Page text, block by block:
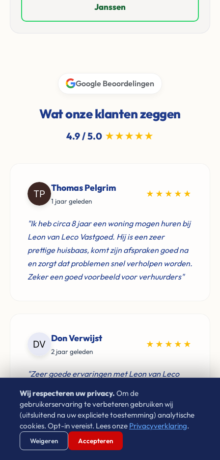
Janssen
Google Beoordelingen
Wat onze klanten zeggen
4.9 / 5.0 ★★★★★
Thomas Pelgrim
1 jaar geleden
★★★★★
"Ik heb circa 8 jaar een woning mogen huren bij
Leon van Leco Vastgoed. Hij is een zeer
prettige huisbaas, komt zijn afspraken goed na
en zorgt dat problemen snel verholpen worden.
Zeker een goed voorbeeld voor verhuurders"
Don Verwijst
2 jaar geleden
★★★★★
"Zeer goede ervaringen met Leon van Leco
voor de aankoop van je woning neem gerust
contact op. Aan te raden!"
Wij respecteren uw privacy. Om de
gebruikerservaring te verbeteren gebruiken wij
(uitsluitend na uw expliciete toestemming) analytische
cookies. Opt-in vereist. Lees onze Privacyverklaring.
Weigeren Accepteren
Verstuur WhatsApp